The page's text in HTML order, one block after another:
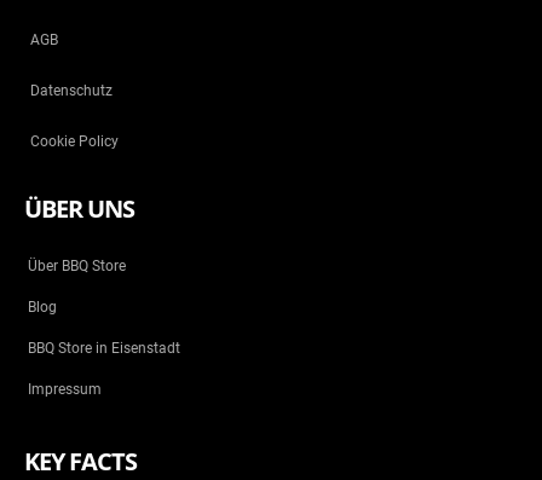
AGB
Datenschutz
Cookie Policy
ÜBER UNS
Über BBQ Store
Blog
BBQ Store in Eisenstadt
Impressum
KEY FACTS